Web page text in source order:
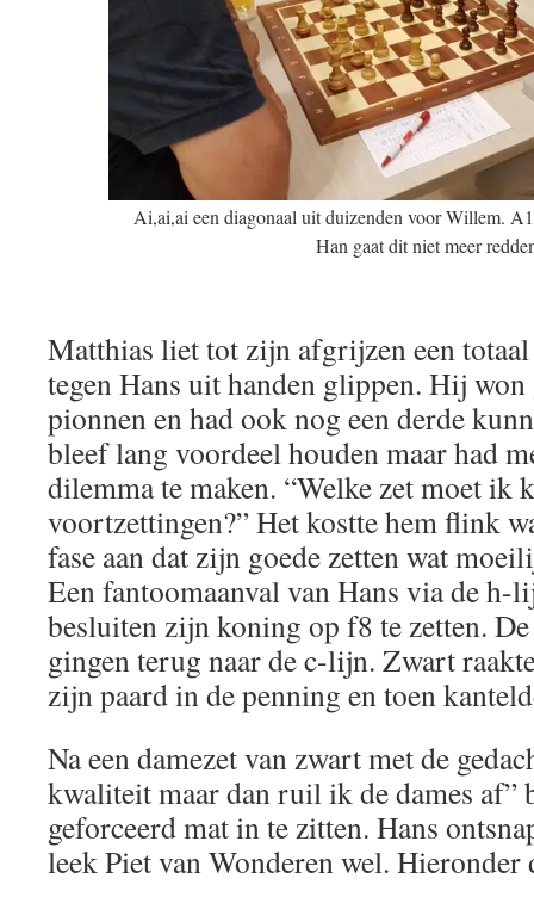
Ai,ai,ai een diagonaal uit duizenden voor Willem.
Han gaat dit niet meer
Matthias liet tot zijn afgrijzen een
tegen Hans uit handen glippen. Hij won
pionnen en had ook nog een derde
bleef lang voordeel houden maar had
dilemma te maken. “Welke zet moet ik
voortzettingen?” Het kostte hem flink
fase aan dat zijn goede zetten wat
Een fantoomaanval van Hans via de h-
besluiten zijn koning op f8 te zetten.
gingen terug naar de c-lijn. Zwart
zijn paard in de penning en toen
Na een damezet van zwart met de
kwaliteit maar dan ruil ik de dames af”
geforceerd mat in te zitten. Hans
leek Piet van Wonderen wel.